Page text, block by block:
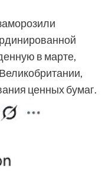
в марте,
ценных бумаг.